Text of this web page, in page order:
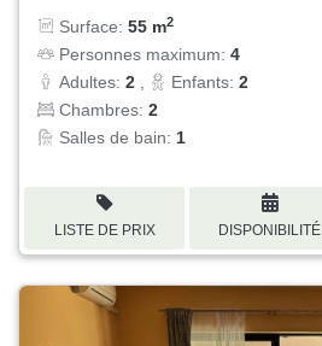
Surface: 55 m2
Personnes maximum: 4
Adultes: 2 Enfants: 2
Chambres: 2
Salles de bain: 1
LISTE DE PRIX DISPONIBILITÉ